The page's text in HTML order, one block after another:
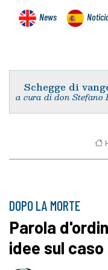
News
Schegge di
a cura di don Stefano
DOPO LA MORTE
Parola
idee sul